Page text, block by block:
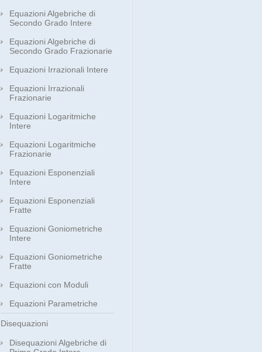
Equazioni Algebriche di
Secondo Grado Intere
Equazioni Algebriche di
Secondo Grado Frazionarie
Equazioni Irrazionali Intere
Equazioni Irrazionali
Frazionarie
Equazioni Logaritmiche
Intere
Equazioni Logaritmiche
Frazionarie
Equazioni Esponenziali
Intere
Equazioni Esponenziali
Fratte
Equazioni Goniometriche
Intere
Equazioni Goniometriche
Fratte
Equazioni con Moduli
Equazioni Parametriche
Disequazioni
Disequazioni Algebriche di